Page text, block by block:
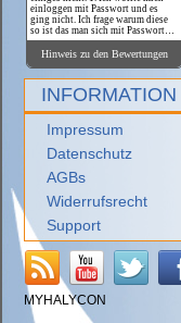
einloggen mit Passwort und es
ging nicht. Ich frage warum diese
so ist das man sich mit Passwort
nicht einloggen kann weil das
Passwort vom System nicht
Downloads verschwunden so das
kann so als Sicherheit. Schade da
hat Kunde Pech gehabt und der
Anbieter glück. Ich werde mir hier
nicht mehr kaufen weil es keinen
sinn macht. Achja ich bin kein neu
Kunde sondern schon seit ca. über
5-6 Jahre da gab es noch Halycon
Media. Ich hatte nur meine stecken
downloaden die mir beim crash
Hinweis zu den Bewertungen
INFORMATION
Impressum
Datenschutz
AGBs
Widerrufsrecht
Support
MYHALYCON